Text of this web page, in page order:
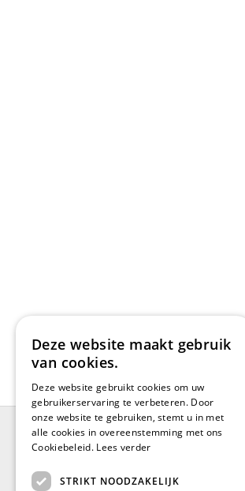
Deze website maakt gebruik
van cookies.
Deze website gebruikt cookies om uw
gebruikerservaring te verbeteren. Door
onze website te gebruiken, stemt u in met
alle cookies in overeenstemming met ons
Cookiebeleid. Lees verder
STRIKT NOODZAKELIJK